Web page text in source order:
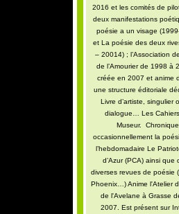
2016 et les comités de
deux manifestations
poésie a un visage
et La poésie des deux
– 20014) ; l’Association
de l’Amourier de 1998 à
créée en 2007 et anime
une structure éditoriale
Livre d’artiste, singulier
dialogue… Les
Museur. Chronique
occasionnellement la
l’hebdomadaire Le
d’Azur (PCA) ainsi que
diverses revues de poésie
Phoenix…) Anime l'Atelier
de l'Avelane à Grasse
2007. Est présent sur